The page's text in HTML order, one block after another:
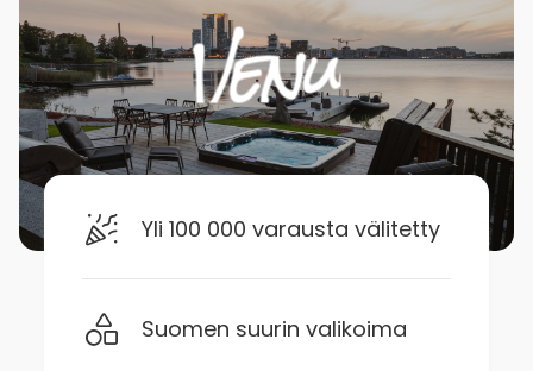
Yli 100 000 varausta välitetty
Suomen suurin valikoima